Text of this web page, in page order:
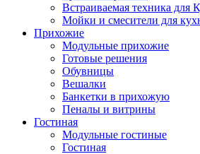
Встраиваемая техника для
Мойки и смесители для
Прихожие
Модульные прихожие
Готовые решения
Обувницы
Вешалки
Банкетки в прихожую
Пеналы и витрины
Гостиная
Модульные гостиные
Гостиная